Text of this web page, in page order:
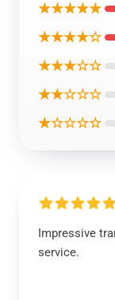
★★★★★
★★★★☆
★★★☆☆
★★☆☆☆
★☆☆☆☆
Impressive
service.